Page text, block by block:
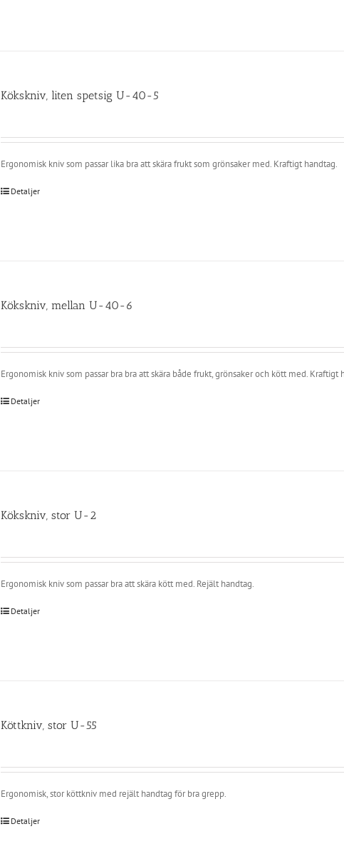
Kökskniv, liten spetsig U-40-5
Ergonomisk kniv som passar lika bra att skära frukt som grönsaker med. Kraftigt handtag.
Detaljer
Kökskniv, mellan U-40-6
Ergonomisk kniv som passar bra bra att skära både frukt, grönsaker och kött med. Kraftigt
Detaljer
Kökskniv, stor U-2
Ergonomisk kniv som passar bra att skära kött med. Rejält handtag.
Detaljer
Köttkniv, stor U-55
Ergonomisk, stor köttkniv med rejält handtag för bra grepp.
Detaljer